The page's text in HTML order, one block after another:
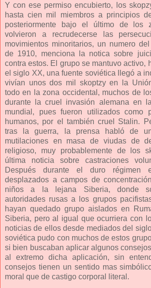
Y con ese permiso encubierto, los
hasta cien mil miembros a principios
posteriormente bajo el último de los
volvieron a recrudecerse las
movimientos minoritarios, un numero
de 1910, menciona la notica sobre
contra estos. El grupo se mantuvo activo,
el siglo XX, una fuente soviética llegó a
vivían unos dos mil skoptzy en la
todo en la zona occidental, muchos de
durante la cruel invasión alemana en
mundial, pues fueron utilizados como
humanos, por el también cruel Stalin.
tras la guerra, la prensa habló de
mutilaciones en masa de viudas de
religioso, muy probablemente de los
última noticia sobre castraciones
Después durante el duro régimen
desplazados a campos de
niños a la lejana Siberia, donde
autoridades rusas a los grupos
hayan quedado grupo aislados en
Siberia, pero al igual que ocurriera con
noticias de ellos desde mediados del
soviética pudo con muchos de estos
si bien buscaban aplicar algunos
al extremo dicha aplicación, sin
consejos tienen un sentido mas
moral que de castigo corporal literal.